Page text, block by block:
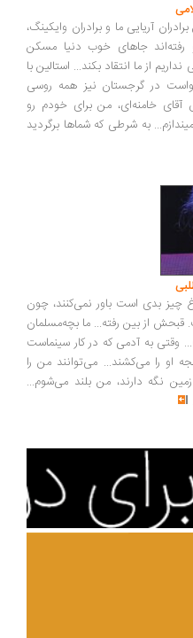
ما و برادران وایکینگ،
جاهای خوب دنیا مسکن
ما انتقاد بکند... استالین با
گرجستان نیز همه روسی
من برای خودم رو
به شرطی که شماها برگردید
است باور نمی‌کنند، چون
بین رفته... ما بچه‌مسلمان
آدمی که در کار سینماست
می‌کشند... می‌توانند من را
دارند، من بلند می‌شوم...